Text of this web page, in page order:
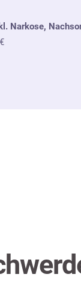
Narkose,